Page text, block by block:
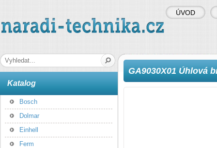
naradi-technika.cz
GA9030X01 Úhlová
Katalog
Bosch
Dolmar
Einhell
Ferm
ÚVOD
Hledaná fráze